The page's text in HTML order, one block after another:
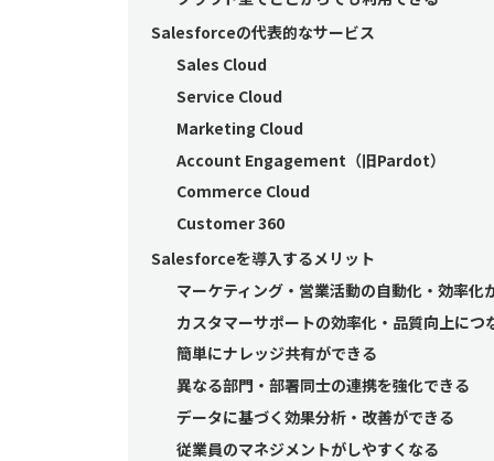
Salesforceの代表的なサービス
Sales Cloud
Service Cloud
Marketing Cloud
Account Engagement（旧Pardot）
Commerce Cloud
Customer 360
Salesforceを導入するメリット
マーケティング・営業活動の自動化・効率化
カスタマーサポートの効率化・品質向上につ
簡単にナレッジ共有ができる
異なる部門・部署同士の連携を強化できる
データに基づく効果分析・改善ができる
従業員のマネジメントがしやすくなる